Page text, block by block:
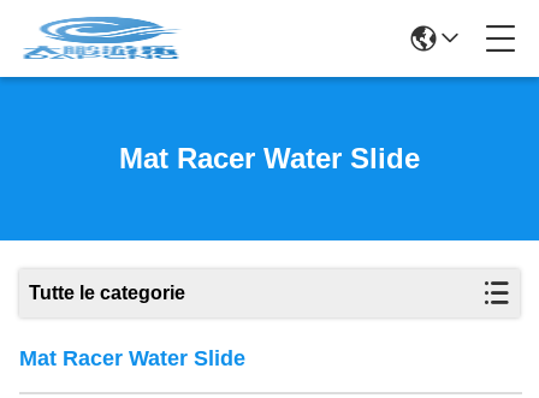
Mat Racer Water Slide
Tutte le categorie
Mat Racer Water Slide